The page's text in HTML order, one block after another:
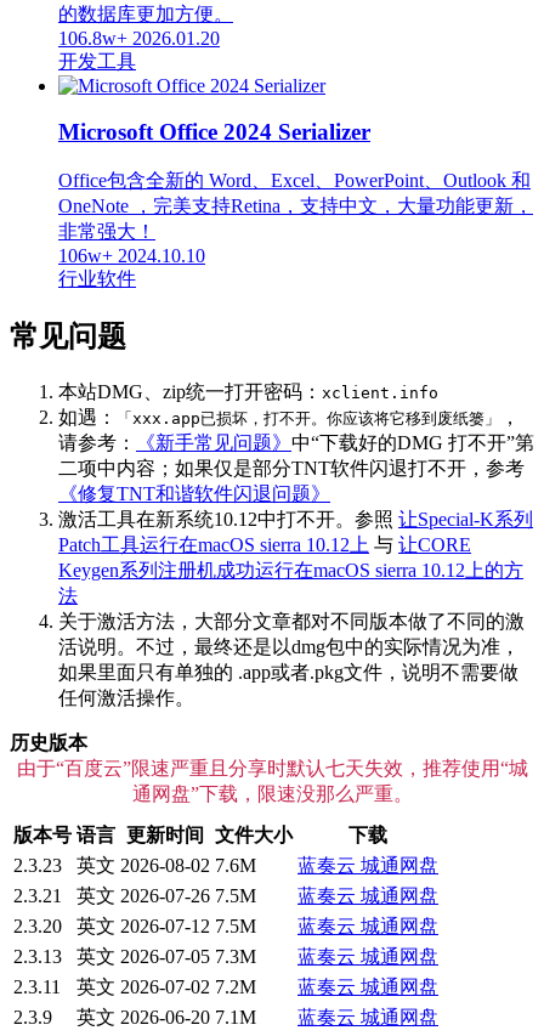
的数据库更加方便。
106.8w+ 2026.01.20
开发工具
Microsoft Office 2024 Serializer
Office包含全新的 Word、Excel、PowerPoint、Outlook 和
OneNote ，完美支持Retina，支持中文，大量功能更新，
非常强大！
106w+ 2024.10.10
行业软件
常见问题
本站DMG、zip统一打开密码： xclient.info
如遇： 「xxx.app已损坏，打不开。你应该将它移到废纸篓」
，
请参考：
《新手常见问题》 中“下载好的DMG 打不开”第
二项中内容；如果仅是部分TNT软件闪退打不开，参考
《修复TNT和谐软件闪退问题》
激活工具在新系统10.12中打不开。参照 让Special-K系列
Patch工具运行在macOS sierra 10.12上 与 让CORE
Keygen系列注册机成功运行在macOS sierra 10.12上的方
法
关于激活方法，大部分文章都对不同版本做了不同的激
活说明。不过，最终还是以dmg包中的实际情况为准，
如果里面只有单独的 .app或者.pkg文件，说明不需要做
任何激活操作。
历史版本
由于“百度云”限速严重且分享时默认七天失效，推荐使用“城
通网盘”下载，限速没那么严重。
版本号 语言 更新时间 文件大小
下载
2.3.23
英文 2026-08-02 7.6M 蓝奏云 城通网盘
2.3.21
英文 2026-07-26 7.5M 蓝奏云 城通网盘
2.3.20
英文 2026-07-12 7.5M 蓝奏云 城通网盘
2.3.13
英文 2026-07-05 7.3M 蓝奏云 城通网盘
2.3.11
英文 2026-07-02 7.2M 蓝奏云 城通网盘
2.3.9
英文 2026-06-20 7.1M 蓝奏云 城通网盘